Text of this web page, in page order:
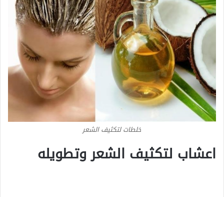
خلطات لتكثيف الشعر
اعشاب لتكثيف الشعر وتطويله